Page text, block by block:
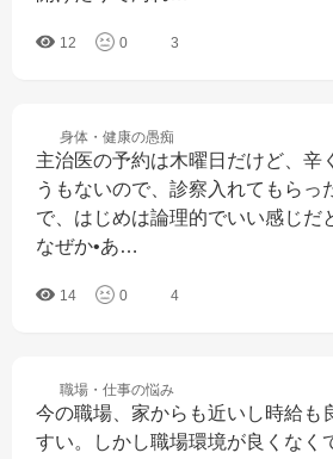
12 0 3
身体・健康の愚痴
主治医の予約は木曜日だけど、辛
うもないので、診察入れてもらっ
で、はじめは論理的でいい感じだ
なぜか•あ…
14 0 4
職場・仕事の悩み
今の職場、家からも近いし時給も
すい。しかし職場環境が良くなく